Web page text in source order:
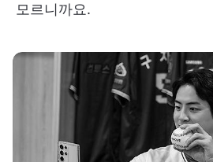
모르니까요.